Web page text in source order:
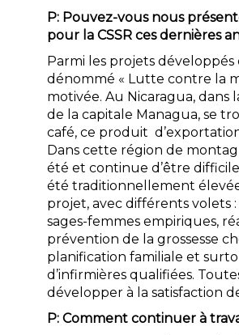
P: Pouvez-vous nous
pour la CSSR ces dernières
Parmi les projets
dénommé « Lutte contre la
motivée. Au Nicaragua, dans
de la capitale Managua, se
café, ce produit
Dans cette région de
été et continue d’être
été traditionnellement
projet, avec différents volets
sages-femmes empiriques,
prévention de la grossesse
planification familiale et
d’infirmières qualifiées.
développer à la satisfaction
P: Comment continuer à